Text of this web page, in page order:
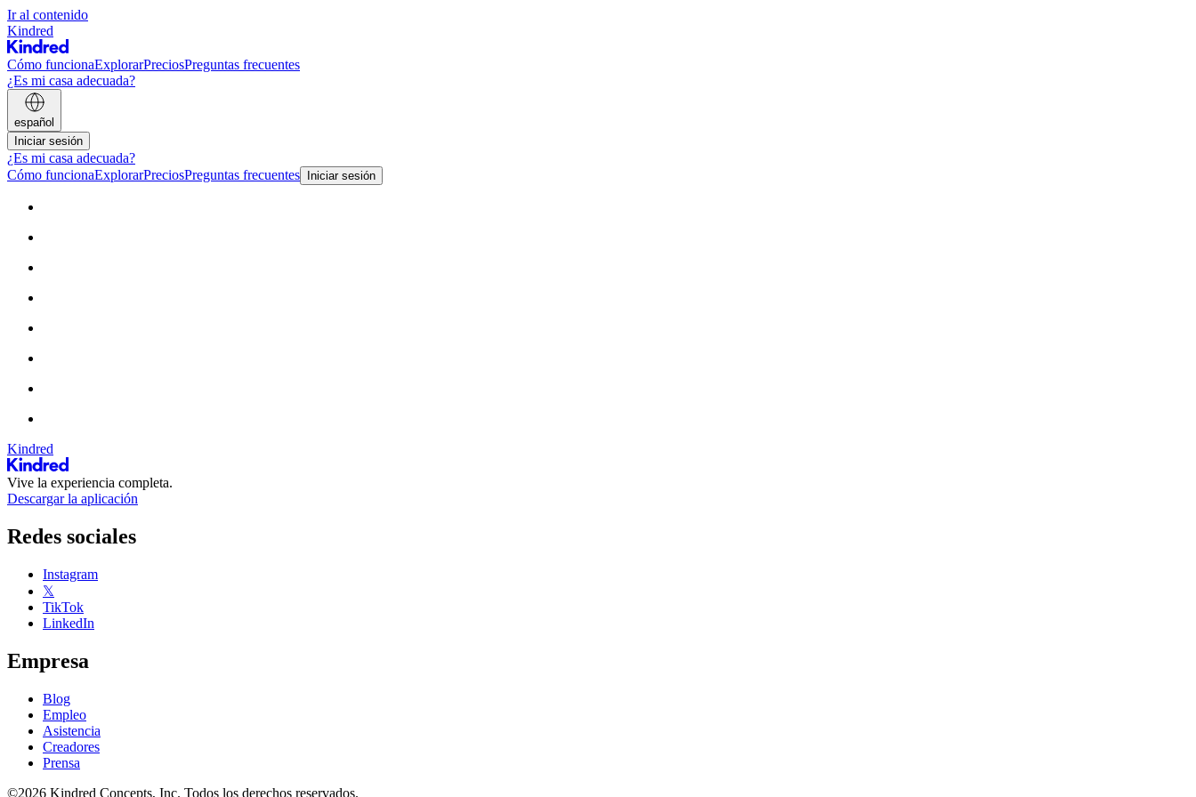
Ir al contenido
Kindred
Cómo funcionaExplorarPreciosPreguntas frecuentes
¿Es mi casa adecuada?
español
Iniciar sesión
¿Es mi casa adecuada?
Cómo funcionaExplorarPreciosPreguntas frecuentes Iniciar sesión
Kindred
Vive la experiencia completa.
Descargar la aplicación
Redes sociales
Instagram
𝕏
TikTok
LinkedIn
Empresa
Blog
Empleo
Asistencia
Creadores
Prensa
©2026 Kindred Concepts, Inc. Todos los derechos reservados.